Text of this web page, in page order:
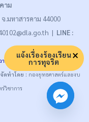
าม
.มหาสารคาม 44000
| LINE :
ามมั่นคงปลอดภัย|นโยบายคุกกี้
ดทำโดย : กองยุทธศาสตร์และงบ
วิชาการ
แจ้งเรื่องร้องเรียน
การทุจริต